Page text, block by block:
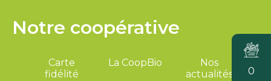
0
Notre coopérative
Carte
fidélité
La CoopBio
Nos
actualités